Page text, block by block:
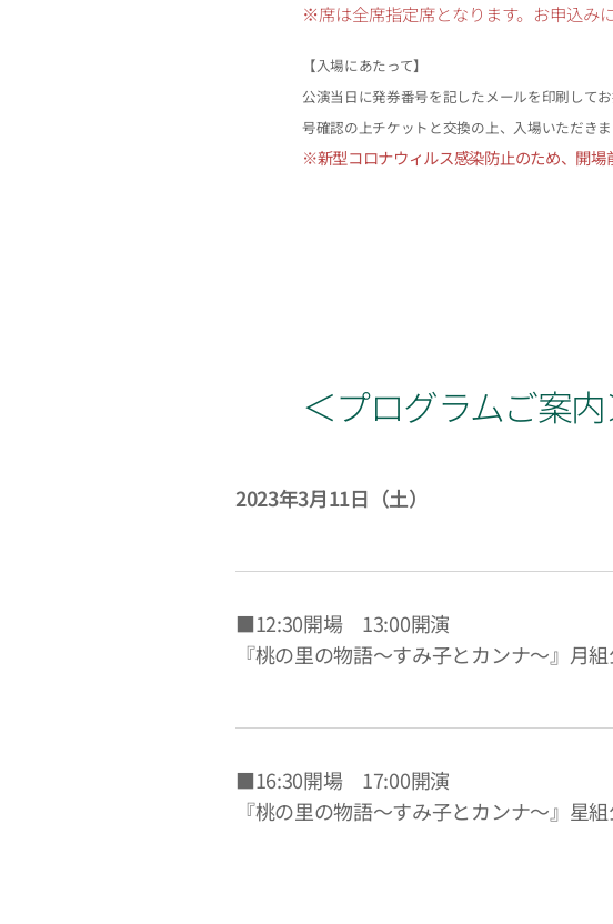
※席は全席指定席となります。お申込み
【入場にあたって】
公演当日に発券番号を記したメールを印刷して
号確認の上チケットと交換の上、入場いただきま
※新型コロナウィルス感染防止のため、開場
＜プログラムご案
2023年3月11日（土）
■12:30開場 13:00開演
『桃の里の物語～すみ子とカンナ～』月
■16:30開場 17:00開演
『桃の里の物語～すみ子とカンナ～』星